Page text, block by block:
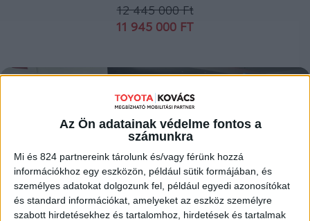
Az Ön adatainak védelme fontos a
számunkra
Mi és 824 partnereink tárolunk és/vagy férünk hozzá
információkhoz egy eszközön, például sütik formájában, és
személyes adatokat dolgozunk fel, például egyedi azonosítókat
és standard információkat, amelyeket az eszköz személyre
szabott hirdetésekhez és tartalomhoz, hirdetések és tartalmak
10 600 000 Ft
10 000 000 FT
MEGNÉZEM